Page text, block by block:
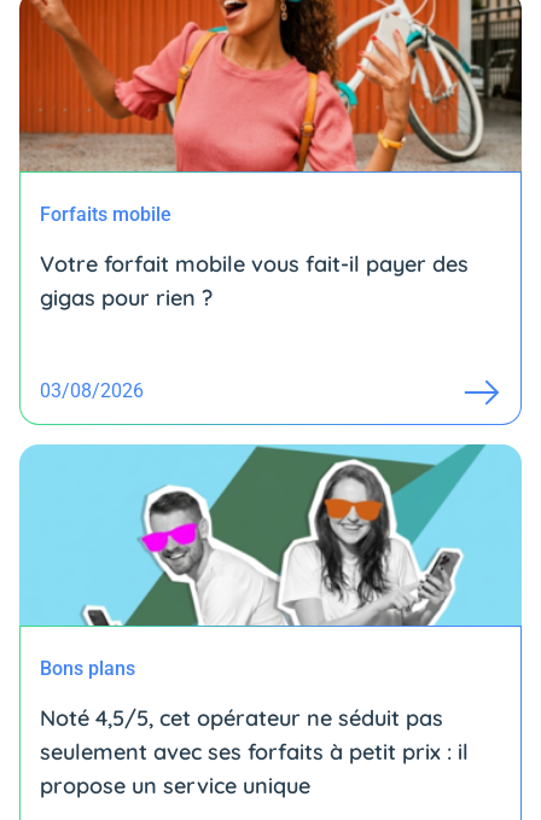
Forfaits mobile
Votre forfait mobile vous fait-il payer des
gigas pour rien ?
03/08/2026
Bons plans
Noté 4,5/5, cet opérateur ne séduit pas
seulement avec ses forfaits à petit prix : il
propose un service unique